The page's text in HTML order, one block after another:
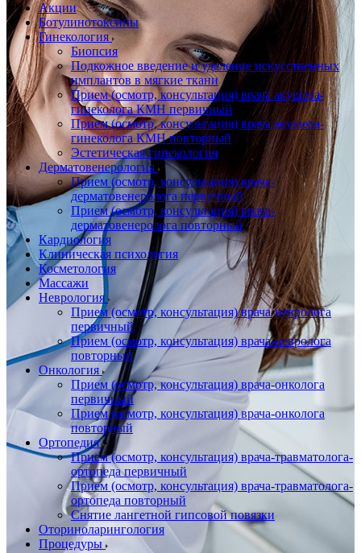
Акции
Ботулинотоксины
Гинекология
Биопсия
Подкожное введение и удаление искусственных
имплантов в мягкие ткани
Прием (осмотр, консультация) врача акушера-
гинеколога КМН первичный
Прием (осмотр, консультация) врача акушера-
гинеколога КМН повторный
Эстетическая гинекология
Дерматовенерология
Прием (осмотр, консультация) врача-
дерматовенеролога первичный
Прием (осмотр, консультация) врача-
дерматовенеролога повторный
Кардиология
Клиническая психология
Косметология
Массажи
Неврология
Прием (осмотр, консультация) врача-невролога
первичный
Прием (осмотр, консультация) врача-невролога
повторный
Онкология
Прием (осмотр, консультация) врача-онколога
первичный
Прием (осмотр, консультация) врача-онколога
повторный
Ортопедия
Прием (осмотр, консультация) врача-травматолога-
ортопеда первичный
Прием (осмотр, консультация) врача-травматолога-
ортопеда повторный
Снятие лангетной гипсовой повязки
Оториноларингология
Процедуры